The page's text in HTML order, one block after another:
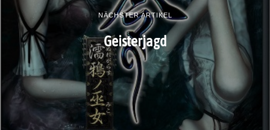
NÄCHSTER ARTIKEL
Geisterjagd